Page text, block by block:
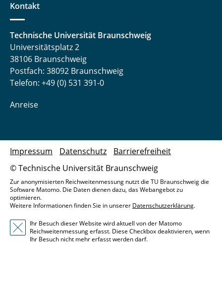
Kontakt
Technische Universität Braunschweig
Universitätsplatz 2
38106 Braunschweig
Postfach: 38092 Braunschweig
Telefon: +49 (0) 531 391-0
Anreise
© Technische Universität Braunschweig
Impressum Datenschutz Barrierefreiheit
Zur anonymisierten Reichweitenmessung nutzt die TU Braunschweig die
Software Matomo. Die Daten dienen dazu, das Webangebot zu
optimieren.
Weitere Informationen finden Sie in unserer Datenschutzerklärung.
Ihr Besuch dieser Website wird aktuell von der Matomo
Reichweitenmessung erfasst. Diese Checkbox deaktivieren, wenn
Ihr Besuch nicht mehr erfasst werden darf.